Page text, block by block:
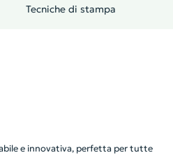
Tecniche di stampa
e innovativa, perfetta per tutte